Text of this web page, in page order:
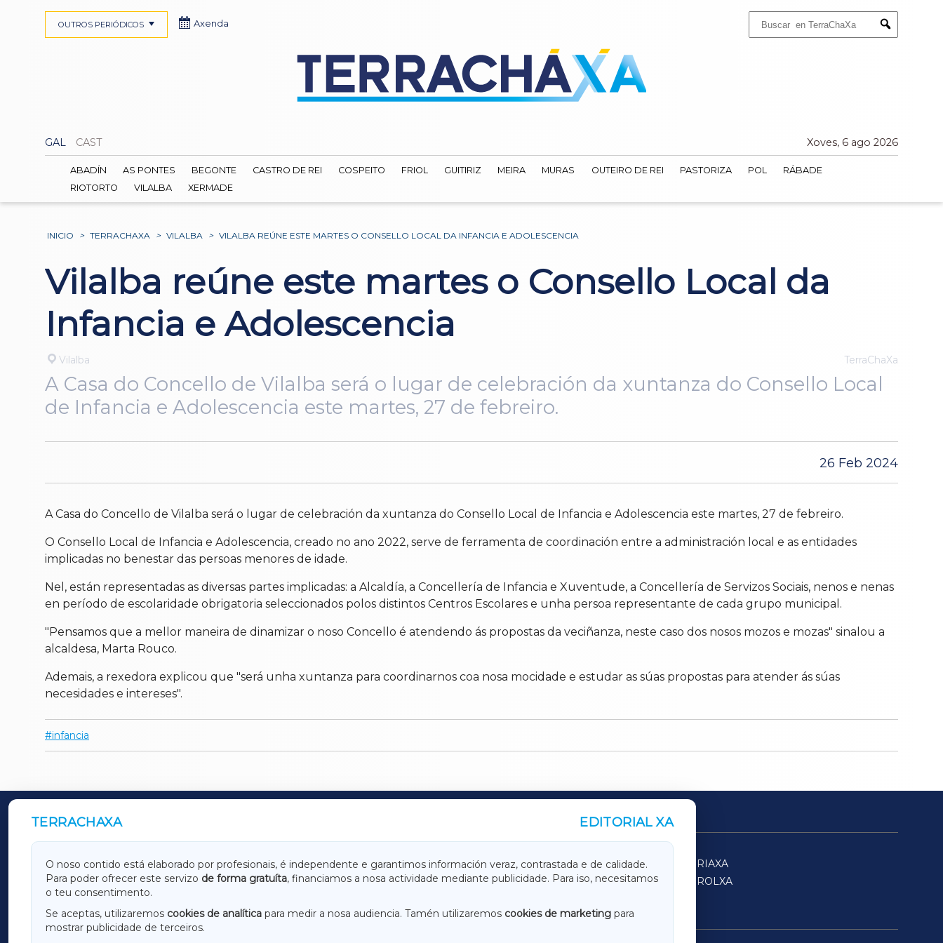
Submit
GAL CAST Xoves, 6 ago 2026
OUTROS PERIÓDICOS Axenda
ABADÍN AS PONTES BEGONTE CASTRO DE REI COSPEITO FRIOL GUITIRIZ MEIRA MURAS OUTEIRO DE REI PASTORIZA POL
RÁBADE
RIOTORTO
VILALBA XERMADE
INICIO > TERRACHAXA > VILALBA > VILALBA REÚNE ESTE MARTES O CONSELLO LOCAL DA INFANCIA E ADOLESCENCIA
Vilalba reúne este martes o Consello Local da
Infancia e Adolescencia
Vilalba TerraChaXa
A Casa do Concello de Vilalba será o lugar de celebración da xuntanza do Consello Local
de Infancia e Adolescencia este martes, 27 de febreiro.
26 Feb 2024
A Casa do Concello de Vilalba será o lugar de celebración da xuntanza do Consello Local de Infancia e Adolescencia este martes, 27 de febreiro.
O Consello Local de Infancia e Adolescencia, creado no ano 2022, serve de ferramenta de coordinación entre a administración local e as entidades
implicadas no benestar das persoas menores de idade.
Nel, están representadas as diversas partes implicadas: a Alcaldía, a Concellería de Infancia e Xuventude, a Concellería de Servizos Sociais, nenos e nenas
en período de escolaridade obrigatoria seleccionados polos distintos Centros Escolares e unha persoa representante de cada grupo municipal.
"Pensamos que a mellor maneira de dinamizar o noso Concello é atendendo ás propostas da veciñanza, neste caso dos nosos mozos e mozas" sinalou a
alcaldesa, Marta Rouco.
Ademais, a rexedora explicou que "será unha xuntanza para coordinarnos coa nosa mocidade e estudar as súas propostas para atender ás súas
necesidades e intereses".
infancia
TERRACHAXA EDITORIAL XA
O noso contido está elaborado por profesionais, é independente e garantimos información veraz, contrastada e de calidade.
Para poder ofrecer este servizo de forma gratuíta, financiamos a nosa actividade mediante publicidade. Para iso, necesitamos
o teu consentimento.
Se aceptas, utilizaremos cookies de analítica para medir a nosa audiencia. Tamén utilizaremos cookies de marketing para
mostrar publicidade de terceiros.
OUTROS PERIÓDICOS
GALICIAXA LUGOXA TERRACHAXA
SARRIAXA
AMARIÑAXA
RIBEIRASACRAXA ACORUÑAXA
FERROLXA
OURENSEXA